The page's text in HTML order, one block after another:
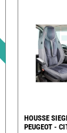
HOUSSE
PEUGEOT -